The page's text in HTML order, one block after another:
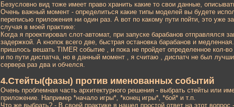
Безусловно вид тоже имеет право хранить какие то свои данные,
Очень важный момент - определиться какие типы моделей вы будете
переписью приложения ни один раз. А вот по какому пути пойти, это уже
случая в моей практике:
Когда я проектировал слот-автомат, при запуске барабанов
задержкой. А кнопок всего две, быстрая остановка барабанов и
пришлось вешать TIMER событие , и пока не пройдет определенное
и по пути диспатча, но в данный момент , я считаю , диспатч не был
сервера раз два и обчелся.
4.Стейты(фазы) против именованных событий
Очень проблемная часть архитектурного решения - выбрать стейты или
приложение. Например *начало игры*, *конец игры*, *бой* и т.п.
Что же выбрать? - В своей практике я нашел простой ответ на этот